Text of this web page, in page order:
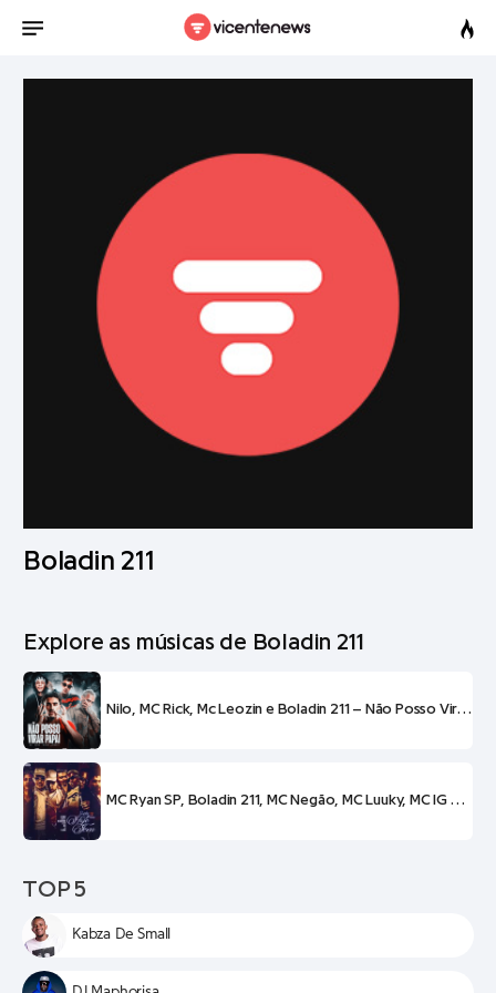
Boladin 211
Explore as músicas de Boladin 211
Nilo, MC Rick, Mc Leozin e Boladin 211 – Não Posso Virar Papai
MC Ryan SP, Boladin 211, MC Negão, MC Luuky, MC IG e Nilo – SEXTA FEIRA Hoje Tem
TOP 5
Kabza De Small